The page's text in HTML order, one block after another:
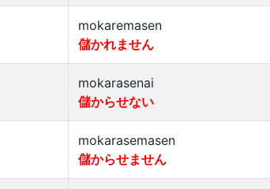
mokaremasen
儲かれません
mokarasenai
儲からせない
mokarasemasen
儲からせません